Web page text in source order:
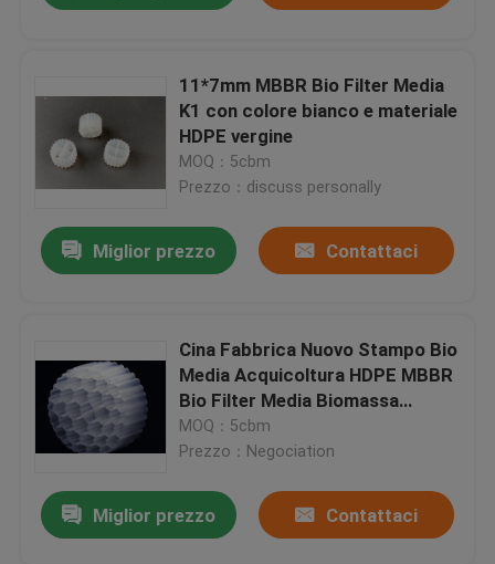
11*7mm MBBR Bio Filter Media
K1 con colore bianco e materiale
HDPE vergine
MOQ：5cbm
Prezzo：discuss personally
Miglior prezzo Contattaci
Cina Fabbrica Nuovo Stampo Bio
Media Acquicoltura HDPE MBBR
Bio Filter Media Biomassa
Portatore Media galleggiante
MOQ：5cbm
Prezzo：Negociation
Miglior prezzo Contattaci